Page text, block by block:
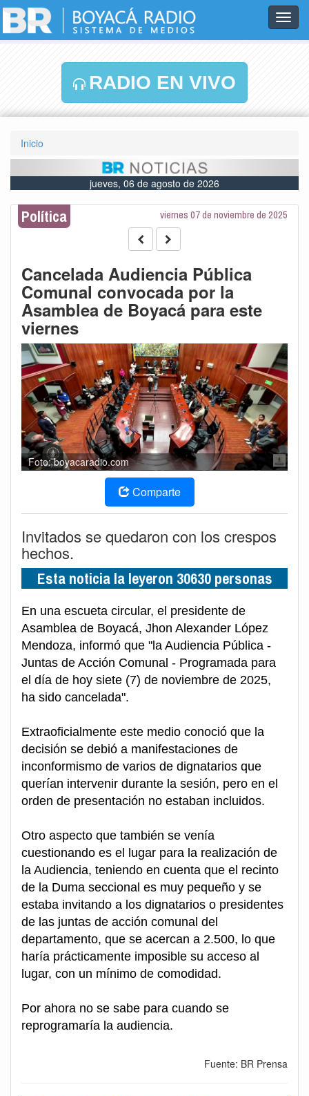
RADIO EN VIVO
Inicio
jueves, 06 de agosto de 2026
Política viernes 07 de noviembre de 2025
Cancelada Audiencia Pública
Comunal convocada por la
Asamblea de Boyacá para este
viernes
Foto: boyacaradio.com
Comparte
Invitados se quedaron con los crespos
hechos.
Esta noticia la leyeron 30630 personas
En una escueta circular, el presidente de
Asamblea de Boyacá, Jhon Alexander López
Mendoza, informó que "la Audiencia Pública -
Juntas de Acción Comunal - Programada para
el día de hoy siete (7) de noviembre de 2025,
ha sido cancelada".
Extraoficialmente este medio conoció que la
decisión se debió a manifestaciones de
inconformismo de varios de dignatarios que
querían intervenir durante la sesión, pero en el
orden de presentación no estaban incluidos.
Otro aspecto que también se venía
cuestionando es el lugar para la realización de
la Audiencia, teniendo en cuenta que el recinto
de la Duma seccional es muy pequeño y se
estaba invitando a los dignatarios o presidentes
de las juntas de acción comunal del
departamento, que se acercan a 2.500, lo que
haría prácticamente imposible su acceso al
lugar, con un mínimo de comodidad.
Por ahora no se sabe para cuando se
reprogramaría la audiencia.
Fuente: BR Prensa